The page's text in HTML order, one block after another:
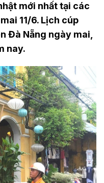
mới nhất tại các
11/6. Lịch cúp
Đà Nẵng ngày mai,
nay.